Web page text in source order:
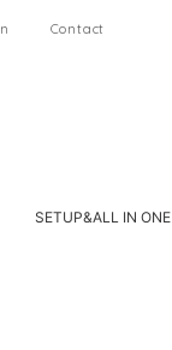
Contact
SETUP&ALL IN ONE